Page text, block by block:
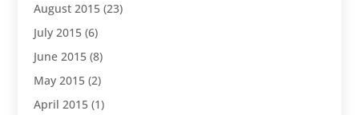
August 2015 (23)
July 2015 (6)
June 2015 (8)
May 2015 (2)
April 2015 (1)